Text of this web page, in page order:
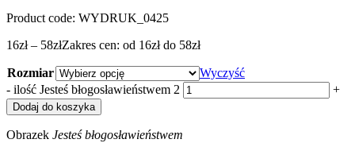
Product code: WYDRUK_0425
16zł – 58złZakres cen: od 16zł do 58zł
Rozmiar
Wyczyść
- ilość Jesteś błogosławieństwem 2 +
Dodaj do koszyka
Obrazek Jesteś błogosławieństwem